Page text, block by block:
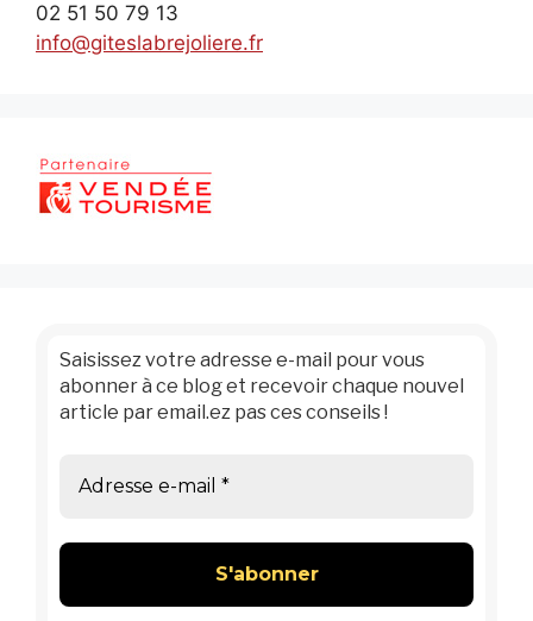
02 51 50 79 13
info@giteslabrejoliere.fr
Saisissez votre adresse e-mail pour vous
abonner à ce blog et recevoir chaque nouvel
article par email.ez pas ces conseils !